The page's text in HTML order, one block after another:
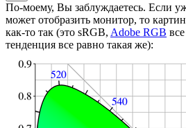
По-моему, Вы заблуждаетесь. Если
может отобразить монитор, то
как-то так (это sRGB, Adobe RGB
тенденция все равно такая же):